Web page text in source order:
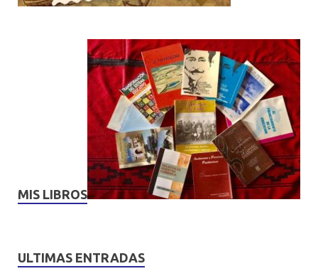
MIS LIBROS
ULTIMAS ENTRADAS